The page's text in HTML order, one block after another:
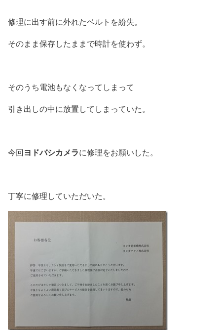
修理に出す前に外れたベルトを紛失。
そのまま保存したままで時計を使わず。
そのうち電池もなくなってしまって
引き出しの中に放置してしまっていた。
今回ヨドバシカメラに修理をお願いした。
丁寧に修理していただいた。